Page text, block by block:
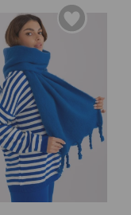
Univerzálna